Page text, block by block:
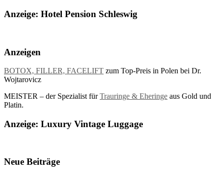
Anzeige: Hotel Pension Schleswig
Anzeigen
BOTOX, FILLER, FACELIFT zum Top-Preis in Polen bei Dr.
Wojtarovicz
MEISTER – der Spezialist fürTrauringe & Eheringe aus Gold und
Platin.
Anzeige: Luxury Vintage Luggage
Neue Beiträge